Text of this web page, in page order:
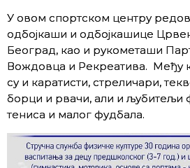
У овом спортском центру
одбојкаши и одбојкашице
Београд, као и рукометаши
Вождовца и Рекреатива. Међу
су и каратисти, стреличари,
борци и рвачи, али и љубитељи
тениса и малог фудбала.